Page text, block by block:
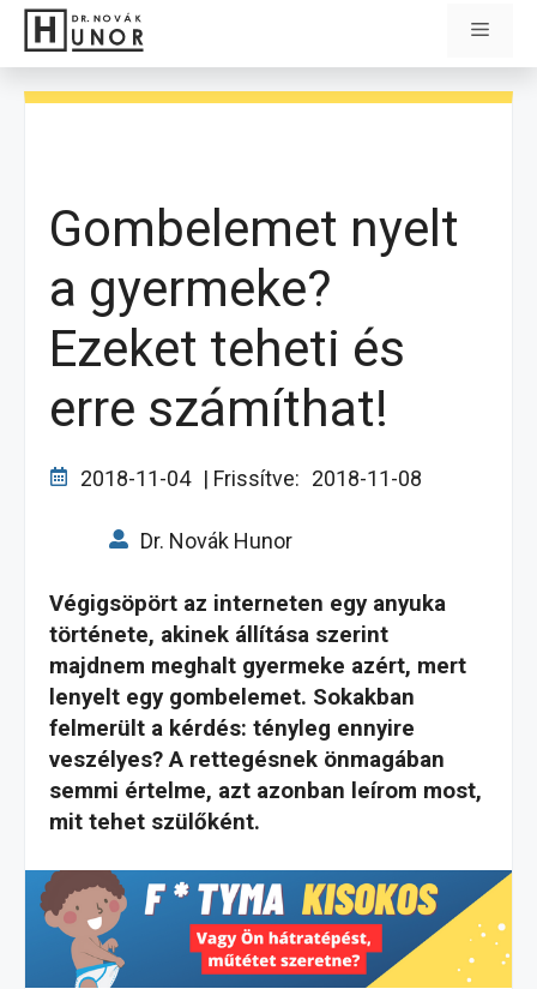
Kilépés
tartalomba
Menü
Gombelemet nyelt
a gyermeke?
Ezeket teheti és
erre számíthat!
2018-11-04 | Frissítve: 2018-11-08
Dr. Novák Hunor
Végigsöpört az interneten egy anyuka
története, akinek állítása szerint
majdnem meghalt gyermeke azért, mert
lenyelt egy gombelemet. Sokakban
felmerült a kérdés: tényleg ennyire
veszélyes? A rettegésnek önmagában
semmi értelme, azt azonban leírom most,
mit tehet szülőként.